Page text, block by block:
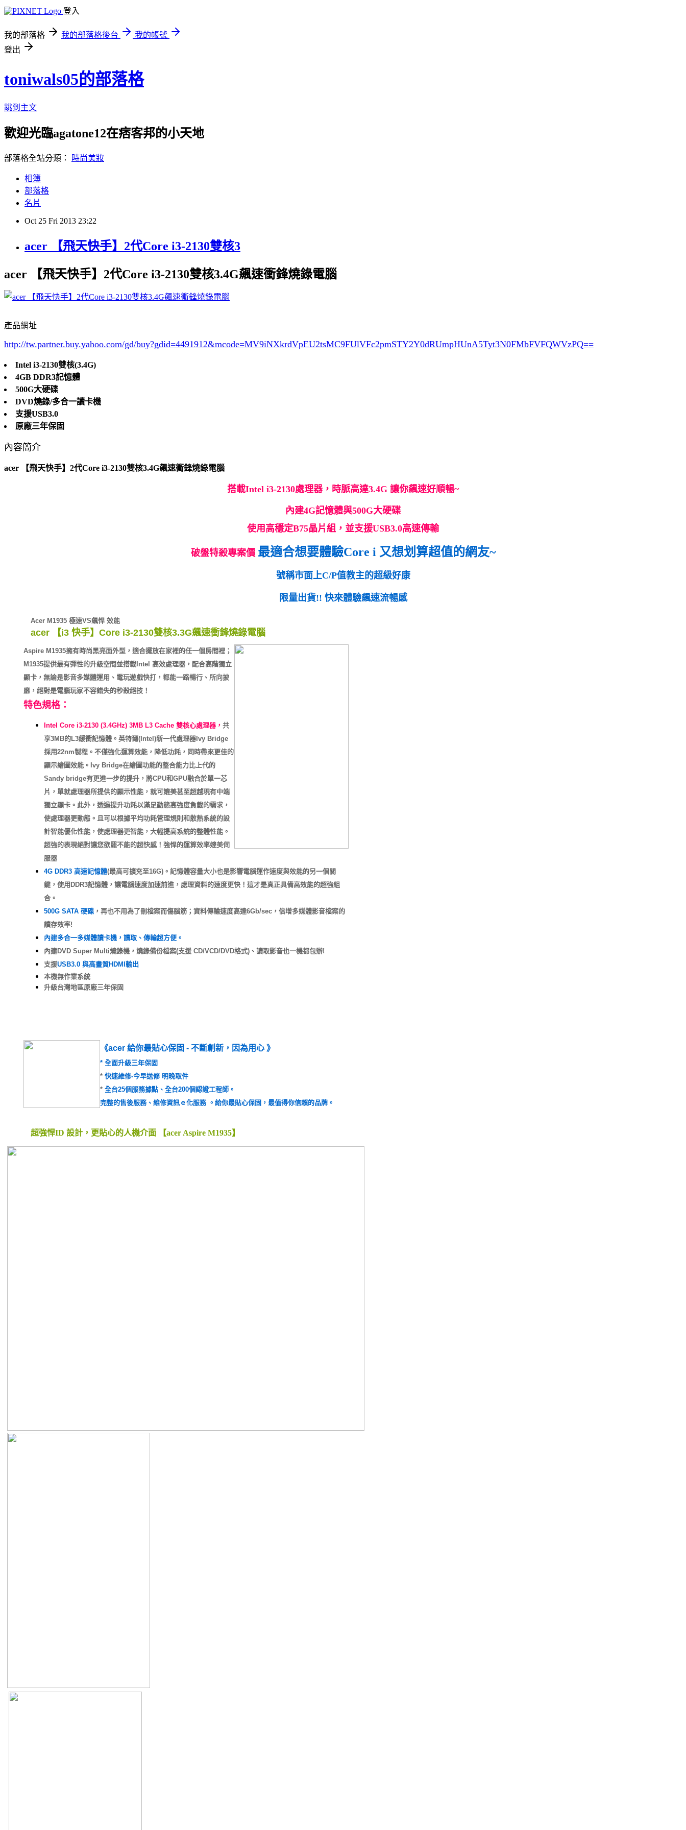
登入
我的部落格 我的部落格後台
我的帳號
登出
toniwals05的部落格
跳到主文
歡迎光臨agatone12在痞客邦的小天地
部落格全站分類： 時尚美妝
相簿
部落格
名片
Oct 25 Fri 2013 23:22
acer 【飛天快手】2代Core i3-2130雙核3
acer 【飛天快手】2代Core i3-2130雙核3.4G飆速衝鋒燒錄電腦
產品網址
http://tw.partner.buy.yahoo.com/gd/buy?gdid=4491912&mcode=MV9iNXkrdVpEU2tsMC9FUlVFc2pmSTY2Y0dRUmpHUnA5Tyt3N0FMbFVFQWVzPQ==
Intel i3-2130雙核(3.4G)
4GB DDR3記憶體
500G大硬碟
DVD燒錄/多合一讀卡機
支援USB3.0
原廠三年保固
內容簡介
acer 【飛天快手】2代Core i3-2130雙核3.4G飆速衝鋒燒錄電腦
搭載Intel i3-2130處理器，時脈高達3.4G 讓你飆速好順暢~
內建4G記憶體與500G大硬碟
使用高穩定B75晶片組，並支援USB3.0高速傳輸
破盤特殺專案價 最適合想要體驗Core i 又想划算超值的網友~
號稱市面上C/P值教主的超級好康
限量出貨!! 快來體驗飆速流暢感
Acer M1935 極速VS飆悍 效能
acer 【i3 快手】Core i3-2130雙核3.3G飆速衝鋒燒錄電腦
Aspire M1935擁有時尚黑亮面外型，適合擺放在家裡的任一個房間裡；
M1935提供最有彈性的升級空間並搭載Intel 高效處理器，配合高階獨立
顯卡，無論是影音多媒體運用、電玩遊戲快打，都能一路暢行、所向披
靡，絕對是電腦玩家不容錯失的秒殺絕技！
特色規格：
Intel Core i3-2130 (3.4GHz) 3MB L3 Cache 雙核心處理器， 共
享3MB的L3緩衝記憶體。英特爾(Intel)新一代處理器Ivy Bridge
採用22nm製程。不僅強化運算效能，降低功耗，同時帶來更佳的
顯示繪圖效能。Ivy Bridge在繪圖功能的整合能力比上代的
Sandy bridge有更進一步的提升，將CPU和GPU融合於單一芯
片，單就處理器所提供的顯示性能，就可媲美甚至超越現有中端
獨立顯卡。此外，透過提升功耗以滿足動態高強度負載的需求，
使處理器更動態。且可以根據平均功耗管理規則和散熱系統的設
計智能優化性能，使處理器更智能，大幅提高系統的整體性能。
超強的表現絕對讓您欲罷不能的超快感！強悍的運算效率媲美伺
服器
4G DDR3 高速記憶體(最高可擴充至16G)。記憶體容量大小也是影響電腦運作速度與效能的另一個關
鍵，使用DDR3記憶體，讓電腦速度加速前進，處理資料的速度更快！這才是真正具備高效能的超強組
合。
500G SATA 硬碟，再也不用為了刪檔案而傷腦筋；資料傳輸速度高達6Gb/sec，倍增多媒體影音檔案的
讀存效率!
內建多合一多媒體讀卡機，讀取、傳輸超方便。
內建DVD Super Multi燒錄機，燒錄備份檔案(支援 CD/VCD/DVD格式)、讀取影音也一機都包辦!
支援USB3.0 與高畫質HDMI輸出
本機無作業系統
升級台灣地區原廠三年保固
《acer 給你最貼心保固 - 不斷創新，因為用心 》
* 全面升級三年保固
*快速維修-今早送修 明晚取件
*全台25個服務據點、全台200個認證工程師。
完整的售後服務、維修資訊ｅ化服務 。給你最貼心保固，最值得你信賴的品牌。
超強悍ID 設計，更貼心的人機介面 【acer Aspire M1935】